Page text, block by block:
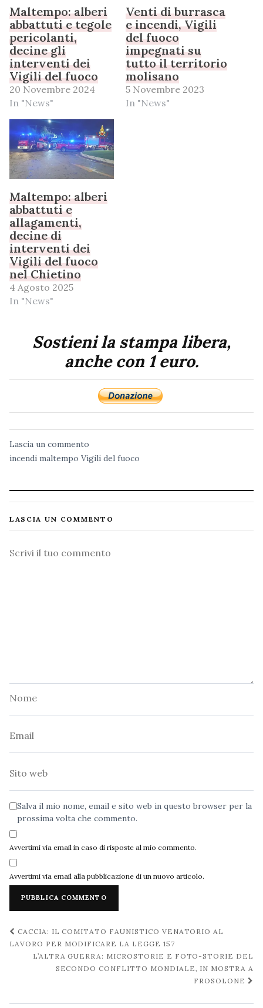
Maltempo: alberi
abbattuti e tegole
pericolanti,
decine gli
interventi dei
Vigili del fuoco
20 Novembre 2024
In "News"
Venti di burrasca
e incendi, Vigili
del fuoco
impegnati su
tutto il territorio
molisano
5 Novembre 2023
In "News"
Maltempo: alberi
abbattuti e
allagamenti,
decine di
interventi dei
Vigili del fuoco
nel Chietino
4 Agosto 2025
In "News"
Sostieni la stampa libera,
anche con 1 euro.
Lascia un commento
incendi maltempo Vigili del fuoco
LASCIA UN COMMENTO
Commento
Salva il mio nome, email e sito web in questo browser per la
prossima volta che commento.
Avvertimi via email in caso di risposte al mio commento.
Avvertimi via email alla pubblicazione di un nuovo articolo.
Navigazione
post
CACCIA: IL COMITATO FAUNISTICO VENATORIO AL
LAVORO PER MODIFICARE LA LEGGE 157
L’ALTRA GUERRA: MICROSTORIE E FOTO-STORIE DEL
SECONDO CONFLITTO MONDIALE, IN MOSTRA A
FROSOLONE